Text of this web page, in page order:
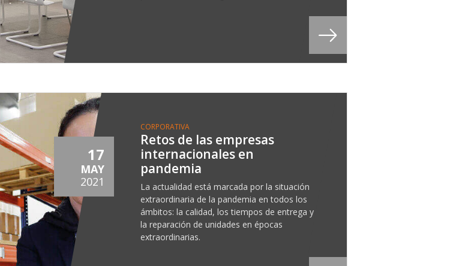
CORPORATIVA
17
MAY
2021
Retos de las empresas
internacionales en
pandemia
La actualidad está marcada por la situación
extraordinaria de la pandemia en todos los
ámbitos: la calidad, los tiempos de entrega y
la reparación de unidades en épocas
extraordinarias.